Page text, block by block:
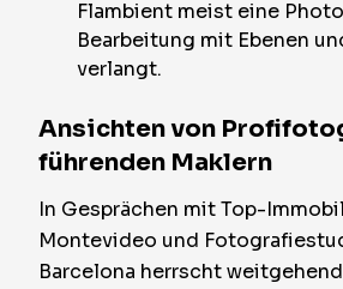
Flambient meist eine
Bearbeitung mit Ebenen
verlangt.
Ansichten von
führenden Maklern
In Gesprächen mit Top-
Montevideo und
Barcelona herrscht